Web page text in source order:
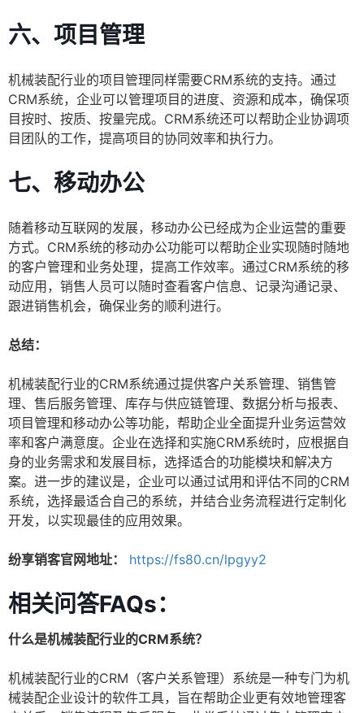
六、项目管理
机械装配行业的项目管理同样需要CRM系统的支持。通过
CRM系统，企业可以管理项目的进度、资源和成本，确保项
目按时、按质、按量完成。CRM系统还可以帮助企业协调项
目团队的工作，提高项目的协同效率和执行力。
七、移动办公
随着移动互联网的发展，移动办公已经成为企业运营的重要
方式。CRM系统的移动办公功能可以帮助企业实现随时随地
的客户管理和业务处理，提高工作效率。通过CRM系统的移
动应用，销售人员可以随时查看客户信息、记录沟通记录、
跟进销售机会，确保业务的顺利进行。
总结：
机械装配行业的CRM系统通过提供客户关系管理、销售管
理、售后服务管理、库存与供应链管理、数据分析与报表、
项目管理和移动办公等功能，帮助企业全面提升业务运营效
率和客户满意度。企业在选择和实施CRM系统时，应根据自
身的业务需求和发展目标，选择适合的功能模块和解决方
案。进一步的建议是，企业可以通过试用和评估不同的CRM
系统，选择最适合自己的系统，并结合业务流程进行定制化
开发，以实现最佳的应用效果。
纷享销客官网地址： https://fs80.cn/lpgyy2
相关问答FAQs：
什么是机械装配行业的CRM系统？
机械装配行业的CRM（客户关系管理）系统是一种专门为机
械装配企业设计的软件工具，旨在帮助企业更有效地管理客